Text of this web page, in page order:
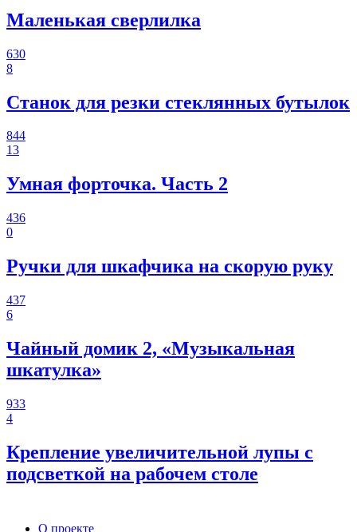
Маленькая сверлилка
630
8
Станок для резки стеклянных бутылок
844
13
Умная форточка. Часть 2
436
0
Ручки для шкафчика на скорую руку
437
6
Чайный домик 2, «Музыкальная
шкатулка»
933
4
Крепление увеличительной лупы с
подсветкой на рабочем столе
О проекте